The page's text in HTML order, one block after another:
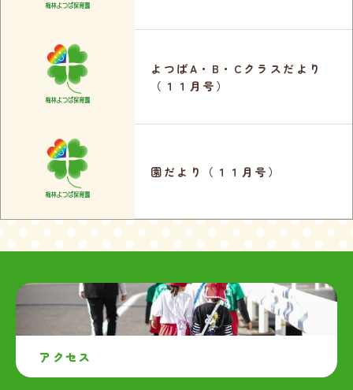
よつばA・B・Cクラスだより
（１１月号）
園だより（１１月号）
アクセス